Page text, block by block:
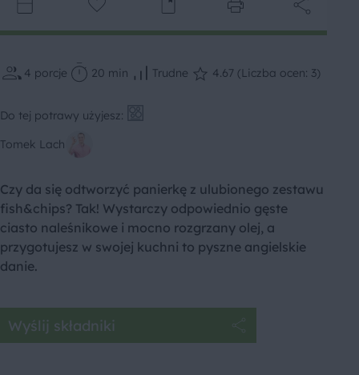
4 porcje 20 min Trudne 4.67 (Liczba ocen: 3)
Do tej potrawy użyjesz:
Tomek Lach
Czy da się odtworzyć panierkę z ulubionego zestawu
fish&chips? Tak! Wystarczy odpowiednio gęste
ciasto naleśnikowe i mocno rozgrzany olej, a
przygotujesz w swojej kuchni to pyszne angielskie
danie.
Wyślij składniki